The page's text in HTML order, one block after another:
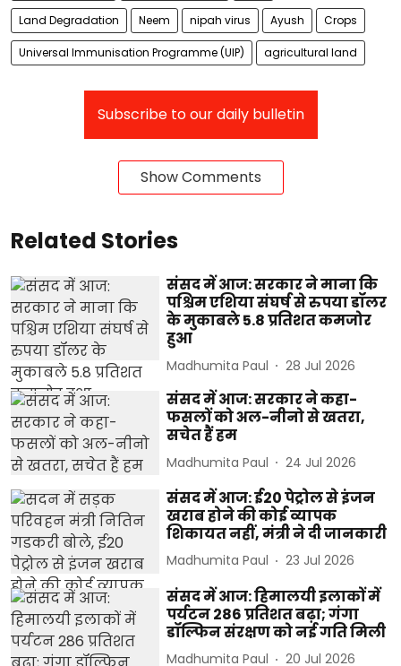
Land Degradation Neem nipah virus Ayush Crops
Universal Immunisation Programme (UIP) agricultural land
Subscribe to our daily bulletin
Show Comments
Related Stories
संसद में आज: सरकार ने माना कि
पश्चिम एशिया संघर्ष से रुपया डॉलर
के मुकाबले 5.8 प्रतिशत कमजोर
हुआ
Madhumita Paul 28 Jul 2026
संसद में आज: सरकार ने कहा-
फसलों को अल-नीनो से खतरा,
सचेत हैं हम
Madhumita Paul 24 Jul 2026
संसद में आज: ई20 पेट्रोल से इंजन
खराब होने की कोई व्यापक
शिकायत नहीं, मंत्री ने दी जानकारी
Madhumita Paul 23 Jul 2026
संसद में आज: हिमालयी इलाकों में
पर्यटन 286 प्रतिशत बढ़ा; गंगा
डॉल्फिन संरक्षण को नई गति मिली
Madhumita Paul 20 Jul 2026